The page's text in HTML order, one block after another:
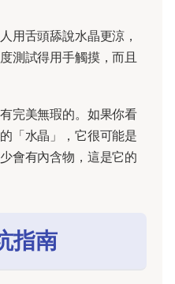
用舌頭舔說水晶更涼，
測試得用手觸摸，而且
完美無瑕的。如果你看
「水晶」，它很可能是
會有內含物，這是它的
指南